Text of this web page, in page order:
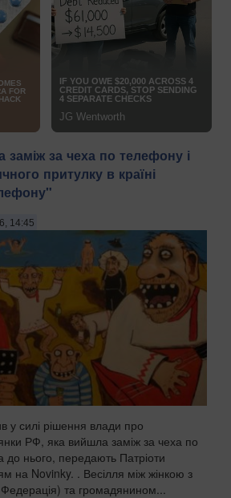
заміж за чеха по телефону і
притулку в країні
14:45
у силі рішення влади про
РФ, яка вийшла заміж за чеха по
до нього, передають Патріоти
на Novinky. . Весілля між жінкою з
Федерація) та громадянином...